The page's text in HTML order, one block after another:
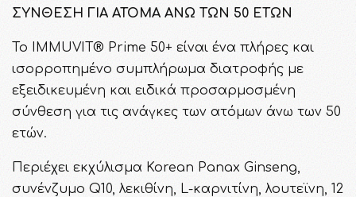
ΣΥΝΘΕΣΗ ΓΙΑ ΑΤΟΜΑ ΑΝΩ ΤΩΝ 50 ΕΤΩΝ
To IMMUVIT® Prime 50+ είναι ένα πλήρες και
ισορροπημένο συμπλήρωμα διατροφής με
εξειδικευμένη και ειδικά προσαρμοσμένη
σύνθεση για τις ανάγκες των ατόμων άνω των 50
ετών.
Περιέχει εκχύλισμα Korean Panax Ginseng,
συνένζυμο Q10, λεκιθίνη, L-καρνιτίνη, λουτεϊνη, 12